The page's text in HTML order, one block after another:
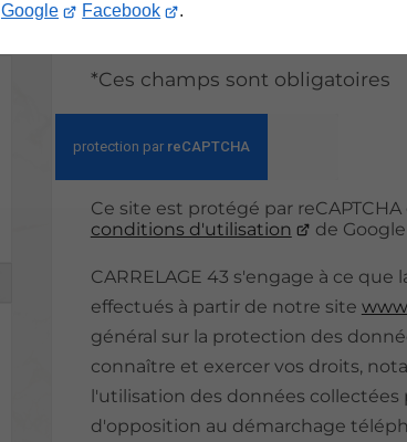
Google Facebook .
*Ces champs sont obligatoires
Ce site est protégé par reCAPTCHA
conditions d'utilisation
de
CARRELAGE 43 s'engage à ce
effectués à partir de notre site
général sur la protection des
connaître et exercer vos droits,
l'utilisation des données collectées
d'opposition au démarchage